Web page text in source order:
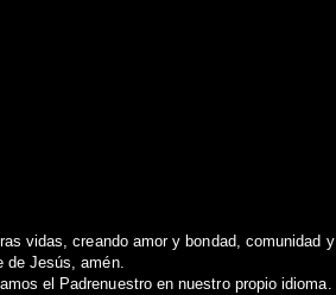
vidas, creando amor y bondad, comunidad y
de Jesús, amén.
el Padrenuestro en nuestro propio idioma.